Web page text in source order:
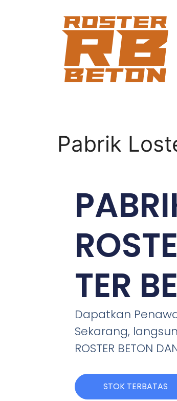
Pabrik
TER
Dapatkan
Sekarang,
ROSTER BETON
STOK TERBATAS